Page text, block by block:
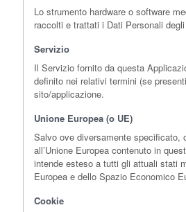
Lo strumento hardware o software
raccolti e trattati i Dati Personali
Servizio
Il Servizio fornito da questa
definito nei relativi termini (se
sito/applicazione.
Unione Europea (o UE)
Salvo ove diversamente specificato,
all’Unione Europea contenuto in
intende esteso a tutti gli attuali stati
Europea e dello Spazio Economico
Cookie